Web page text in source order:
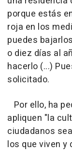
porque estás
roja en los
puedes
o diez días al
hacerlo (...)
solicitado.
Por ello, ha
apliquen "la
ciudadanos
los que viven y